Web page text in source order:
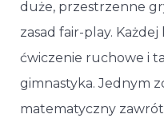
duże, przestrzenne
zasad fair-play.
ćwiczenie ruchowe i
gimnastyka. Jednym
matematyczny zawrót